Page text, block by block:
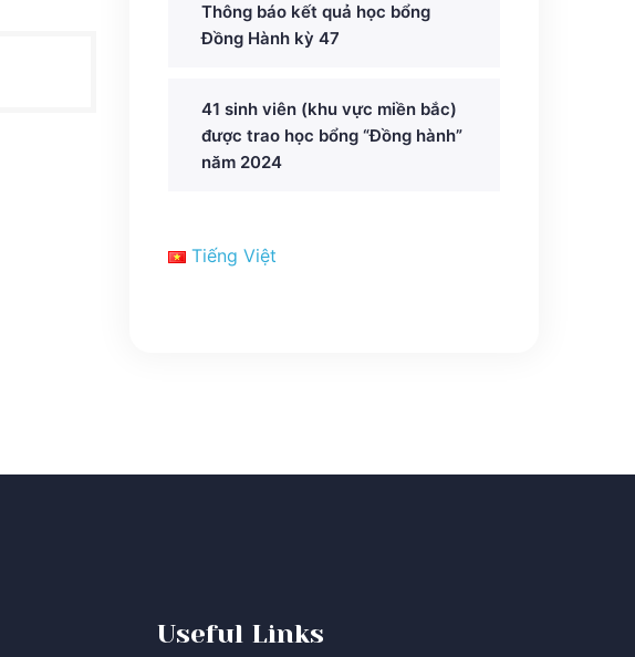
Thông báo kết quả học bổng
Đồng Hành kỳ 47
41 sinh viên (khu vực miền bắc)
được trao học bổng “Đồng hành”
năm 2024
Tiếng Việt
Useful Links